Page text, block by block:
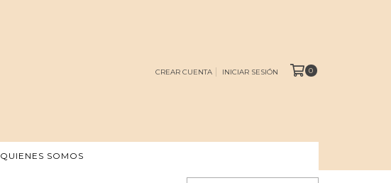
CREAR CUENTA INICIAR SESIÓN 0
QUIENES SOMOS